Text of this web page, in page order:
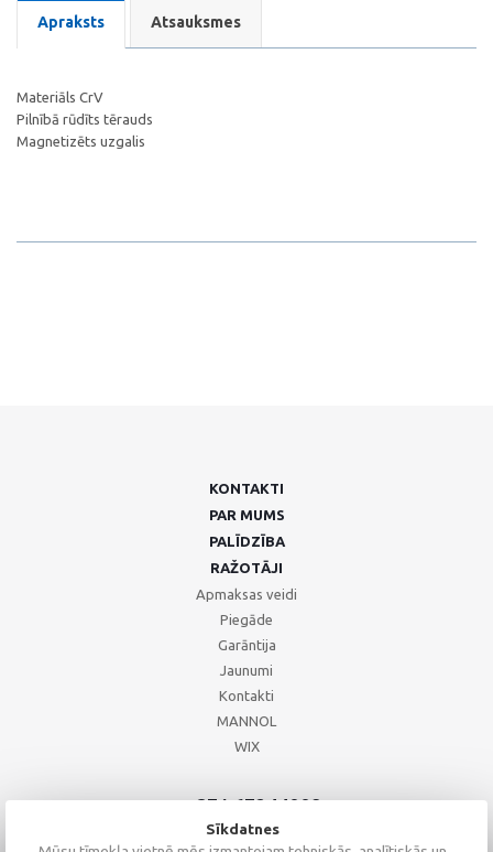
Apraksts Atsauksmes
Materiāls CrV
Pilnībā rūdīts tērauds
Magnetizēts uzgalis
KONTAKTI
PAR MUMS
PALĪDZĪBA
RAŽOTĀJI
Apmaksas veidi
Piegāde
Garāntija
Jaunumi
Kontakti
MANNOL
WIX
+371 67244008
+371 67271055
Sīkdatnes